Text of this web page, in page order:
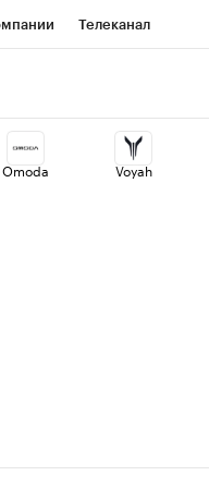
Телеканал
Проверка контрагентов
Omoda Voyah